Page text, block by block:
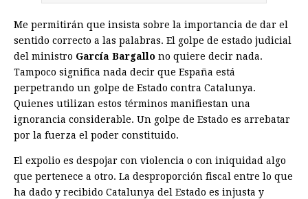
Me permitirán que insista sobre la importancia de dar el
sentido correcto a las palabras. El golpe de estado judicial
del ministro García Bargallo no quiere decir nada.
Tampoco significa nada decir que España está
perpetrando un golpe de Estado contra Catalunya.
Quienes utilizan estos términos manifiestan una
ignorancia considerable. Un golpe de Estado es arrebatar
por la fuerza el poder constituido.
El expolio es despojar con violencia o con iniquidad algo
que pertenece a otro. La desproporción fiscal entre lo que
ha dado y recibido Catalunya del Estado es injusta y